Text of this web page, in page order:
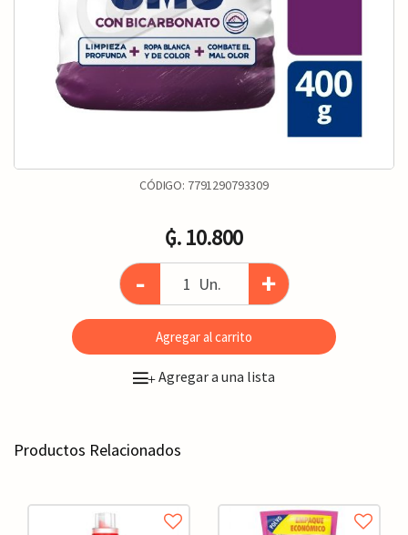
CÓDIGO: 7791290793309
₲. 10.800
- Un. +
Agregar al carrito
+Agregar a una lista
Productos Relacionados